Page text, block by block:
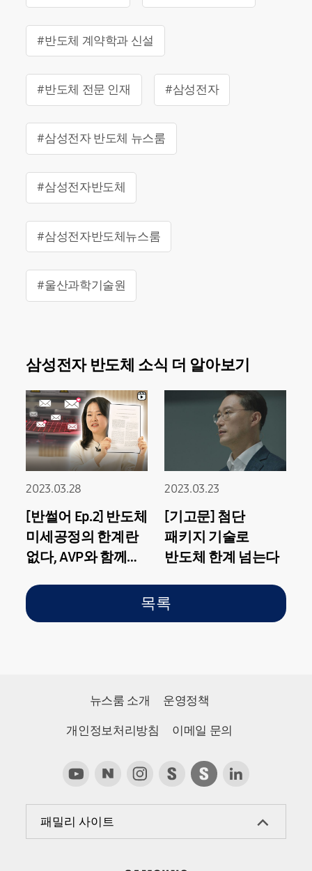
#반도체 계약학과 신설
#반도체 전문 인재 #삼성전자
#삼성전자 반도체 뉴스룸
#삼성전자반도체
#삼성전자반도체뉴스룸
#울산과학기술원
삼성전자 반도체 소식 더 알아보기
2023.03.28
[반썰어 Ep.2] 반도체
미세공정의 한계란
없다, AVP와 함께
2023.03.23
[기고문] 첨단
패키지 기술로
반도체 한계 넘는다
목록
뉴스룸 소개 운영정책
개인정보처리방침 이메일 문의
패밀리 사이트